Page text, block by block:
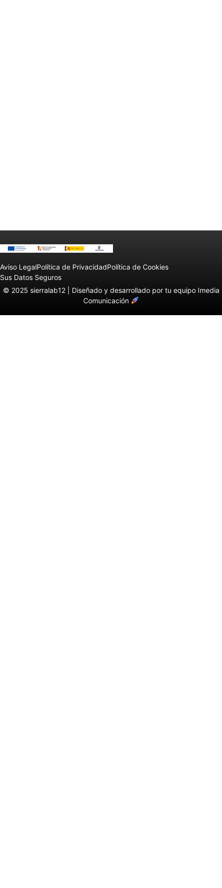
Aviso LegalPolítica de PrivacidadPolítica de Cookies
Sus Datos Seguros
© 2025 sierralab12 | Diseñado y desarrollado por tu equipo Imedia
Comunicación